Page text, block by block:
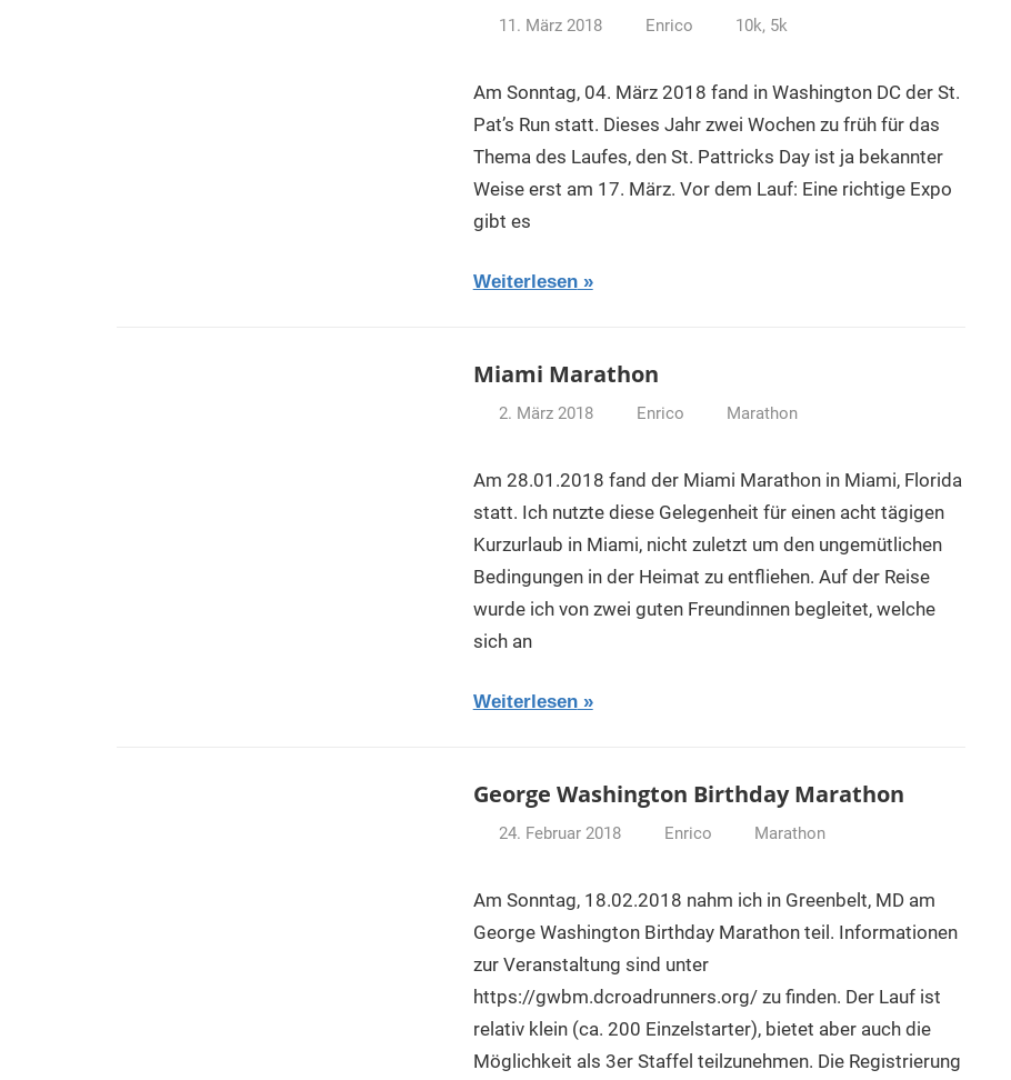
11. März 2018 Enrico 10k, 5k
Am Sonntag, 04. März 2018 fand in Washington DC der St.
Pat’s Run statt. Dieses Jahr zwei Wochen zu früh für das
Thema des Laufes, den St. Pattricks Day ist ja bekannter
Weise erst am 17. März. Vor dem Lauf: Eine richtige Expo
gibt es
Weiterlesen
Miami Marathon
2. März 2018 Enrico Marathon
Am 28.01.2018 fand der Miami Marathon in Miami, Florida
statt. Ich nutzte diese Gelegenheit für einen acht tägigen
Kurzurlaub in Miami, nicht zuletzt um den ungemütlichen
Bedingungen in der Heimat zu entfliehen. Auf der Reise
wurde ich von zwei guten Freundinnen begleitet, welche
sich an
Weiterlesen
George Washington Birthday Marathon
24. Februar 2018 Enrico Marathon
Am Sonntag, 18.02.2018 nahm ich in Greenbelt, MD am
George Washington Birthday Marathon teil. Informationen
zur Veranstaltung sind unter
https://gwbm.dcroadrunners.org/ zu finden. Der Lauf ist
relativ klein (ca. 200 Einzelstarter), bietet aber auch die
Möglichkeit als 3er Staffel teilzunehmen. Die Registrierung